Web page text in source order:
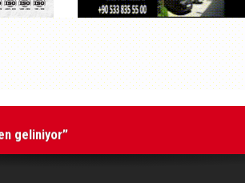
geliniyor”